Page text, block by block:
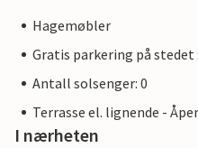
Hagemøbler
Gratis parkering på stedet
Antall solsenger: 0
Terrasse el. lignende -
I nærheten